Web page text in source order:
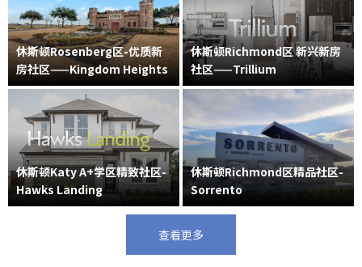
休斯顿Rosenberg区-优质新
房社区——Kingdom Heights
休斯顿Richmond区 新兴新房
社区——Trillium
休斯顿Katy A+学区精致社区-
Hawks Landing
休斯顿Richmond区精品社区-
Sorrento
查看更多